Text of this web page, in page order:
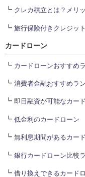
┗ クレカ積立とは？メリ
┗ 旅行保険付きクレジッ
カードローン
┗ カードローンおすすめ
┗ 消費者金融おすすめラ
┗ 即日融資が可能なカー
┗ 低金利のカードローン
┗ 無利息期間があるカー
┗ 銀行カードローン比較
┗ 借り換えできるカード